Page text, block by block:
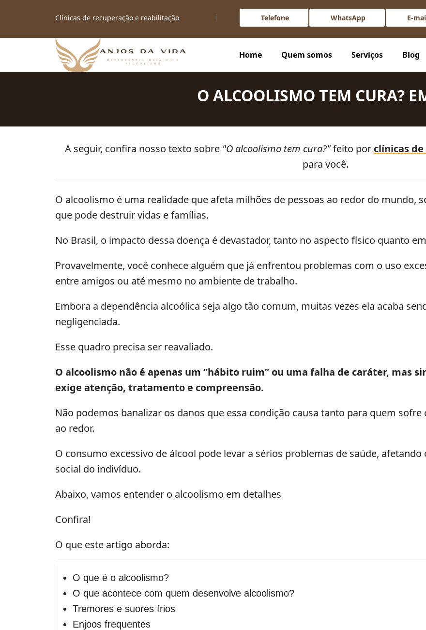
Clínicas de recuperação e reabilitação
O alcoolismo tem cura? Clique e descubra como lidar com esse problema e qual a melhor opção de tratamento!
Telefone WhatsApp E-
Clínicas de recuperação e reabilitação em SP
Home Quem somos Serviços Blog
O ALCOOLISMO TEM CURA?
A seguir, confira nosso texto sobre "O alcoolismo tem cura?"feito por clínicas
para você.
O alcoolismo é uma realidade que afeta milhões de pessoas ao redor do mundo,
que pode destruir vidas e famílias.
No Brasil, o impacto dessa doença é devastador, tanto no aspecto físico quanto
Provavelmente, você conhece alguém que já enfrentou problemas com o uso
entre amigos ou até mesmo no ambiente de trabalho.
Embora a dependência alcoólica seja algo tão comum, muitas vezes ela acaba
negligenciada.
Esse quadro precisa ser reavaliado.
O alcoolismo não é apenas um “hábito ruim” ou uma falha de caráter, mas
exige atenção, tratamento e compreensão.
Não podemos banalizar os danos que essa condição causa tanto para quem
ao redor.
O consumo excessivo de álcool pode levar a sérios problemas de saúde,
social do indivíduo.
Abaixo, vamos entender o alcoolismo em detalhes
Confira!
O que este artigo aborda:
O que é o alcoolismo?
O que acontece com quem desenvolve alcoolismo?
Tremores e suores frios
Enjoos frequentes